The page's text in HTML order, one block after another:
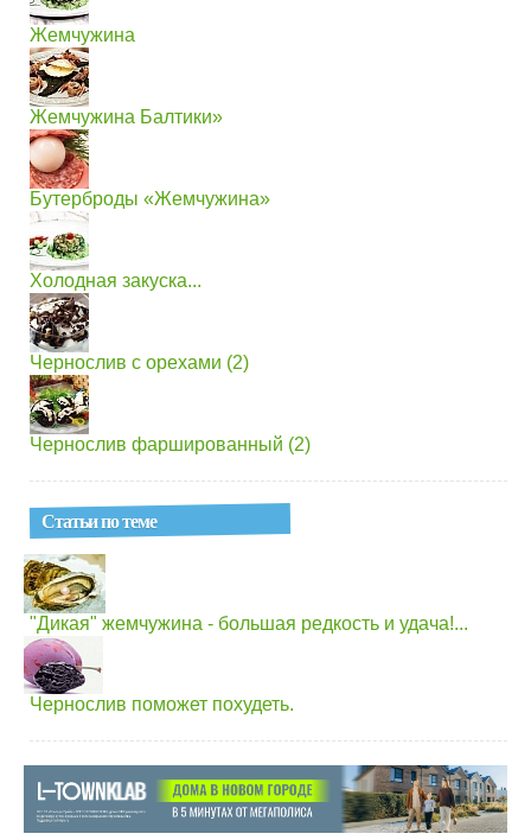
Жемчужина
Жемчужина Балтики»
Бутерброды «Жемчужина»
Холодная закуска...
Чернослив с орехами (2)
Чернослив фаршированный (2)
Статьи по теме
"Дикая" жемчужина - большая редкость и удача!...
Чернослив поможет похудеть.